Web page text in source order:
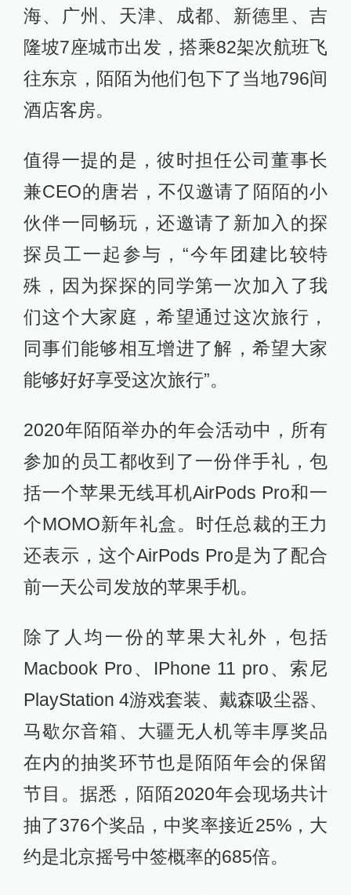
海、广州、天津、成都、新德里、吉
隆坡7座城市出发，搭乘82架次航班飞
往东京，陌陌为他们包下了当地796间
酒店客房。
值得一提的是，彼时担任公司董事长
兼CEO的唐岩，不仅邀请了陌陌的小
伙伴一同畅玩，还邀请了新加入的探
探员工一起参与，“今年团建比较特
殊，因为探探的同学第一次加入了我
们这个大家庭，希望通过这次旅行，
同事们能够相互增进了解，希望大家
能够好好享受这次旅行”。
2020年陌陌举办的年会活动中，所有
参加的员工都收到了一份伴手礼，包
括一个苹果无线耳机AirPods Pro和一
个MOMO新年礼盒。时任总裁的王力
还表示，这个AirPods Pro是为了配合
前一天公司发放的苹果手机。
除了人均一份的苹果大礼外，包括
Macbook Pro、IPhone 11 pro、索尼
PlayStation 4游戏套装、戴森吸尘器、
马歇尔音箱、大疆无人机等丰厚奖品
在内的抽奖环节也是陌陌年会的保留
节目。据悉，陌陌2020年会现场共计
抽了376个奖品，中奖率接近25%，大
约是北京摇号中签概率的685倍。